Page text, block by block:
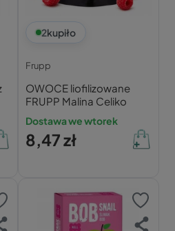
2kupiło
Frupp
OWOCE liofilizowane
FRUPP Malina Celiko
Dostawa we wtorek
8,47 zł